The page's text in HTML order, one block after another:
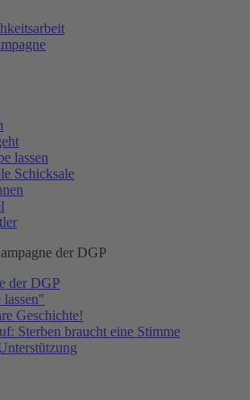
lassen
Schicksale
der DGP
der DGP
Geschichte!
Sterben braucht eine Stimme